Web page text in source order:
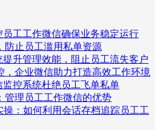
员工工作微信确保业务稳定运行
防止员工滥用私单资源
升管理效能，阻止员工流失客户
，企业微信助力打造高效工作环境
监控系统杜绝员工飞单私单
管理员工工作微信的优势
操：如何利用会话存档追踪员工工